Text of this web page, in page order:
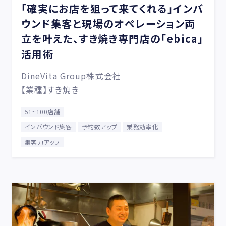
「確実にお店を狙って来てくれる」インバ
ウンド集客と現場のオペレーション両
立を叶えた、すき焼き専門店の「ebica」
活用術
DineVita Group株式会社
【業種】すき焼き
51~100店舗
インバウンド集客
予約数アップ
業務効率化
集客力アップ